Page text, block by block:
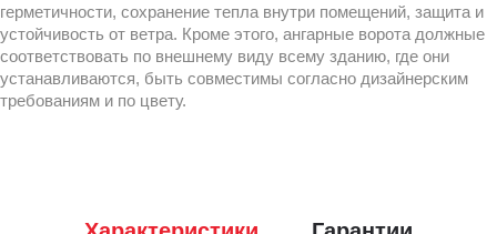
герметичности, сохранение тепла внутри помещений, защита и
устойчивость от ветра. Кроме этого, ангарные ворота должные
соответствовать по внешнему виду всему зданию, где они
устанавливаются, быть совместимы согласно дизайнерским
требованиям и по цвету.